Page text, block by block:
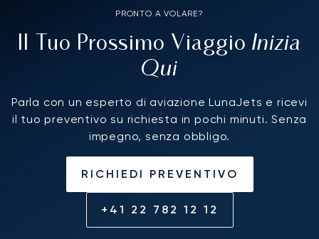
PRONTO A VOLARE?
Il Tuo Prossimo Viaggio Inizia
Qui
Parla con un esperto di aviazione LunaJets e ricevi
il tuo preventivo su richiesta in pochi minuti. Senza
impegno, senza obbligo.
RICHIEDI PREVENTIVO
+41 22 782 12 12